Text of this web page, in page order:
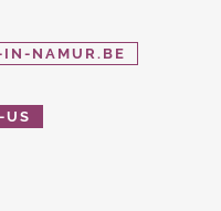
IN-NAMUR.BE
US